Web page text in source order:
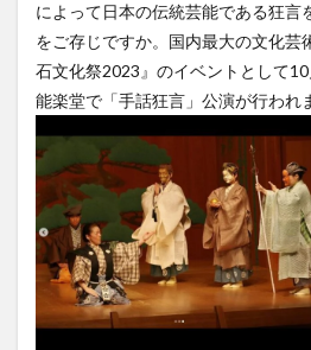
によって日本の伝統芸能である狂言
をご存じですか。国内最大の文化芸
石文化祭2023』のイベントとして
能楽堂で「手話狂言」公演が行われ